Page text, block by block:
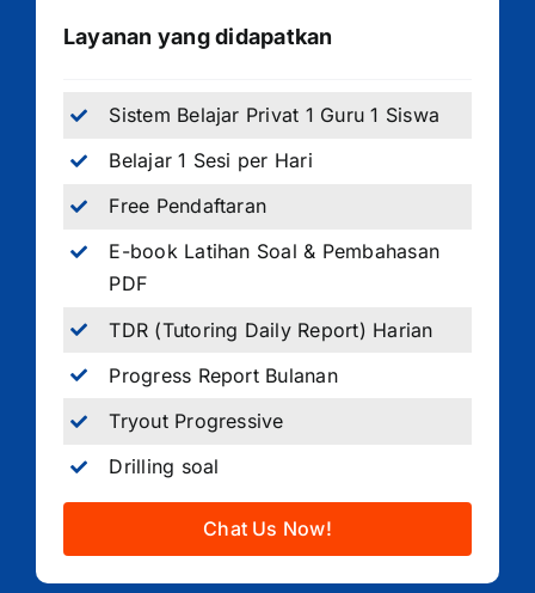
Layanan yang didapatkan
Sistem Belajar Privat 1 Guru 1 Siswa
Belajar 1 Sesi per Hari
Free Pendaftaran
E-book Latihan Soal & Pembahasan
PDF
TDR (Tutoring Daily Report) Harian
Progress Report Bulanan
Tryout Progressive
Drilling soal
Chat Us Now!